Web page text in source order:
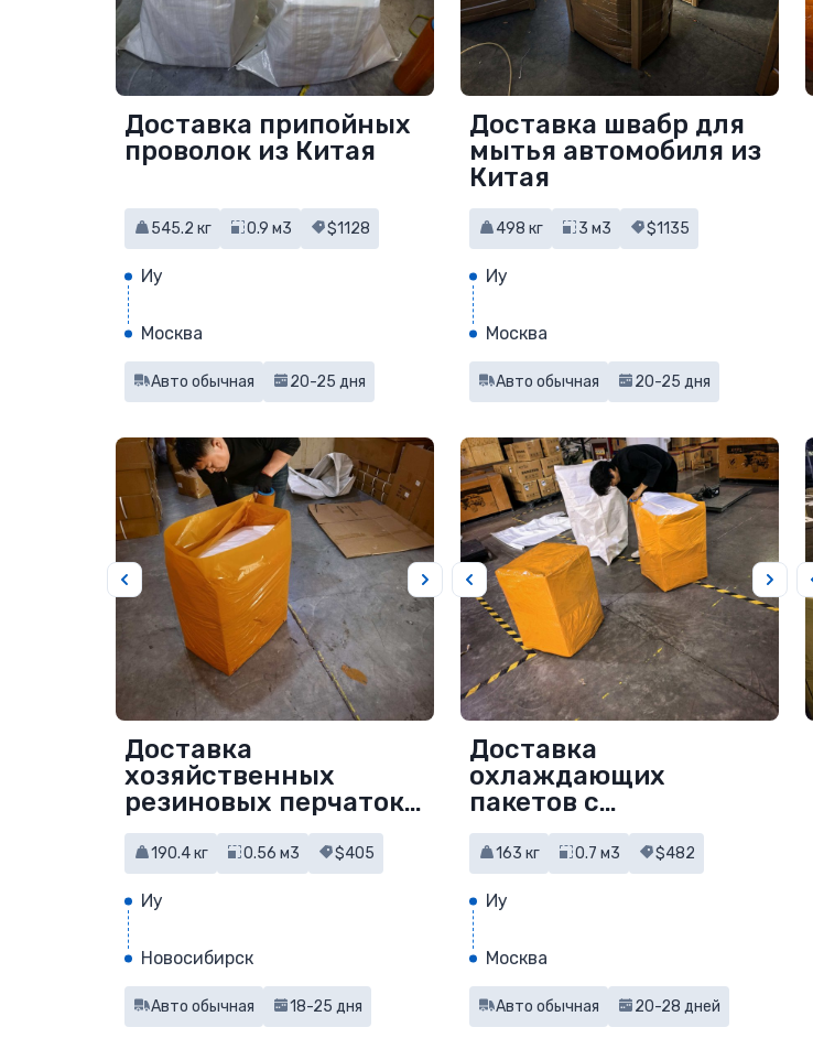
Доставка припойных
проволок из Китая
545.2 кг 0.9 м3 $1128
Иу
Москва
Авто обычная 20-25 дня
Доставка швабр для
мытья автомобиля из
Китая
498 кг 3 м3 $1135
Иу
Москва
Авто обычная 20-25 дня
Доставка
хозяйственных
резиновых перчаток
из Китая
190.4 кг 0.56 м3 $405
Иу
Новосибирск
Авто обычная 18-25 дня
Доставка
охлаждающих
пакетов с
абсорбентом из
Китая
163 кг 0.7 м3 $482
Иу
Москва
Авто обычная 20-28 дней